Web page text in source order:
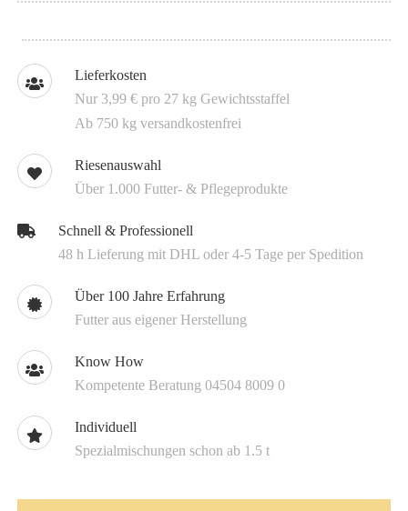
Lieferkosten
Nur 3,99 € pro 27 kg Gewichtsstaffel
Ab 750 kg versandkostenfrei
Riesenauswahl
Über 1.000 Futter- & Pflegeprodukte
Schnell & Professionell
48 h Lieferung mit DHL oder 4-5 Tage per Spedition
Über 100 Jahre Erfahrung
Futter aus eigener Herstellung
Know How
Kompetente Beratung 04504 8009 0
Individuell
Spezialmischungen schon ab 1.5 t